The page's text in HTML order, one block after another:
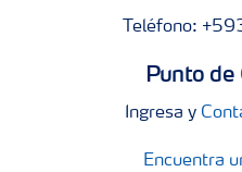
Teléfono:
Punto
Ingresa y
Encuentra